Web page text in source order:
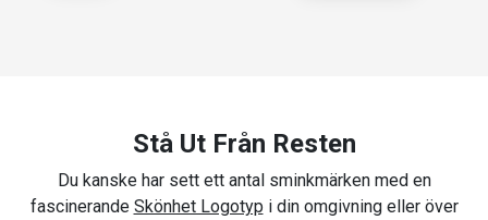
Stå Ut Från Resten
Du kanske har sett ett antal sminkmärken med en
fascinerande Skönhet Logotyp i din omgivning eller över